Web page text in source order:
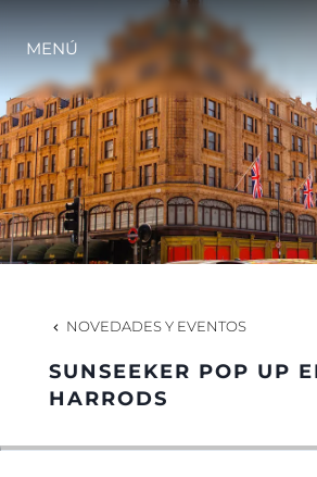
ESTILO DE
¿QUIÉNES
EL EQUIPO
MENÚ
NOVEDADES Y EVENTOS
SUNSEEKER POP UP
HARRODS